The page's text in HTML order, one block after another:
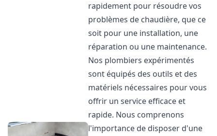
rapidement pour résoudre vos
problèmes de chaudière, que ce
soit pour une installation, une
réparation ou une maintenance.
Nos plombiers expérimentés
sont équipés des outils et des
matériels nécessaires pour vous
offrir un service efficace et
rapide. Nous comprenons
l'importance de disposer d'une